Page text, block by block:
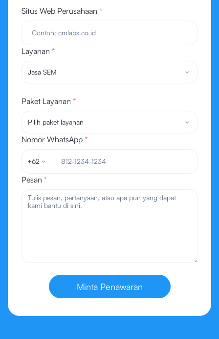
Situs Web Perusahaan *
Layanan *
Jasa SEM
Paket Layanan *
Pilih paket layanan
Nomor WhatsApp *
+62
Pesan *
Minta Penawaran